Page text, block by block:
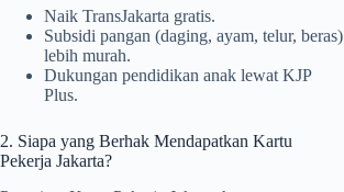
Naik TransJakarta gratis.
Subsidi pangan (daging, ayam, telur, beras)
lebih murah.
Dukungan pendidikan anak lewat KJP
Plus.
2. Siapa yang Berhak Mendapatkan Kartu
Pekerja Jakarta?